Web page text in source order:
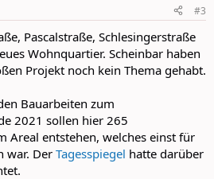
#3
Pascalstraße, Schlesingerstraße
Wohnquartier. Scheinbar haben
Projekt noch kein Thema gehabt.
Bauarbeiten zum
2021 sollen hier 265
Areal entstehen, welches einst für
war. Der Tagesspiegel hatte darüber